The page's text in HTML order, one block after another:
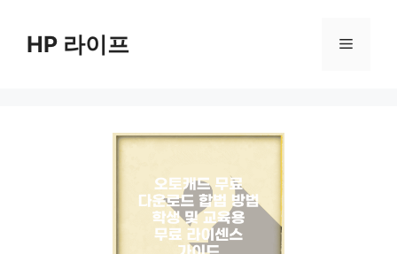
HP 라이프 메